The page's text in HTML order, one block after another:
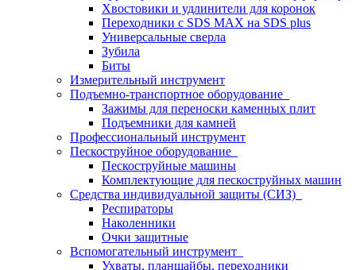
Хвостовики и удлинители для коронок
Переходники с SDS MAX на SDS plus
Универсальные сверла
Зубила
Биты
Измерительный инструмент
Подъемно-транспортное оборудование
Зажимы для переноски каменных плит
Подъемники для камней
Профессиональный инструмент
Пескоструйное оборудование
Пескоструйные машины
Комплектующие для пескоструйных машин
Средства индивидуальной защиты (СИЗ)
Респираторы
Наколенники
Очки защитные
Вспомогательный инструмент
Ухваты, планшайбы, переходники